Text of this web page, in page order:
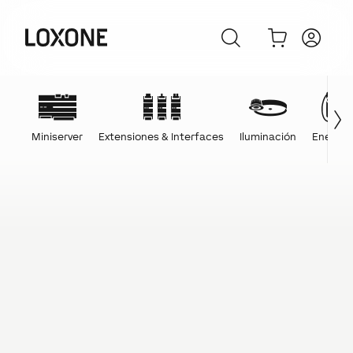
Miniserver Extensiones & Interfaces Iluminación Energía